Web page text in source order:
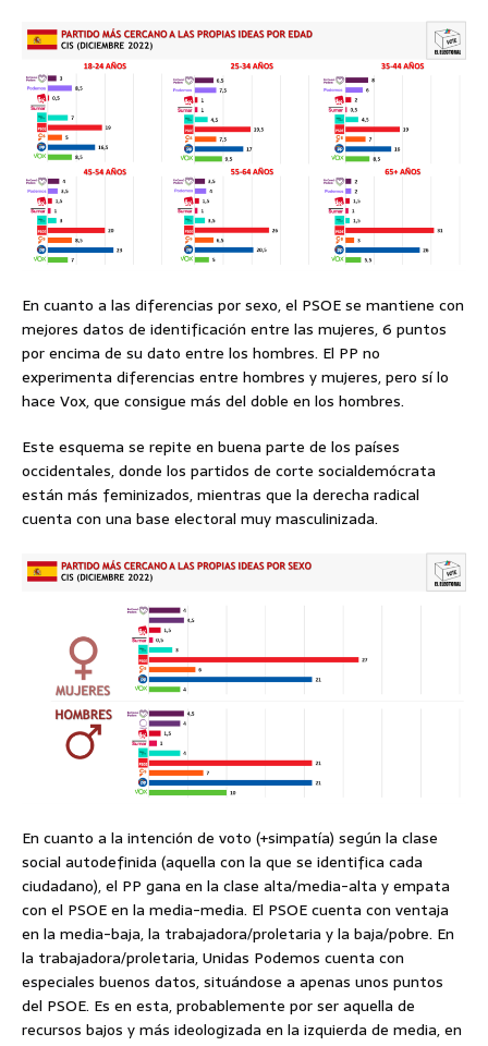
En cuanto a las diferencias por sexo, el PSOE se mantiene con
mejores datos de identificación entre las mujeres, 6 puntos
por encima de su dato entre los hombres. El PP no
experimenta diferencias entre hombres y mujeres, pero sí lo
hace Vox, que consigue más del doble en los hombres.
Este esquema se repite en buena parte de los países
occidentales, donde los partidos de corte socialdemócrata
están más feminizados, mientras que la derecha radical
cuenta con una base electoral muy masculinizada.
En cuanto a la intención de voto (+simpatía) según la clase
social autodefinida (aquella con la que se identifica cada
ciudadano), el PP gana en la clase alta/media-alta y empata
con el PSOE en la media-media. El PSOE cuenta con ventaja
en la media-baja, la trabajadora/proletaria y la baja/pobre. En
la trabajadora/proletaria, Unidas Podemos cuenta con
especiales buenos datos, situándose a apenas unos puntos
del PSOE. Es en esta, probablemente por ser aquella de
recursos bajos y más ideologizada en la izquierda de media, en